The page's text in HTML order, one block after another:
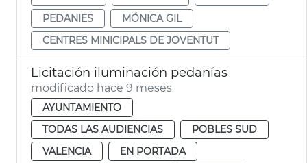
PEDANIES
MÓNICA GIL
CENTRES MINICIPALS DE JOVENTUT
Licitación iluminación pedanías
modificado hace 9 meses
AYUNTAMIENTO
TODAS LAS AUDIENCIAS
POBLES SUD
VALENCIA
EN PORTADA